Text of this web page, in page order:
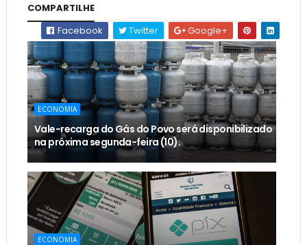
COMPARTILHE
Facebook
Twitter Google+
ECONOMIA
Vale-recarga do Gás do Povo será disponibilizado
na próxima segunda-feira (10).
ECONOMIA